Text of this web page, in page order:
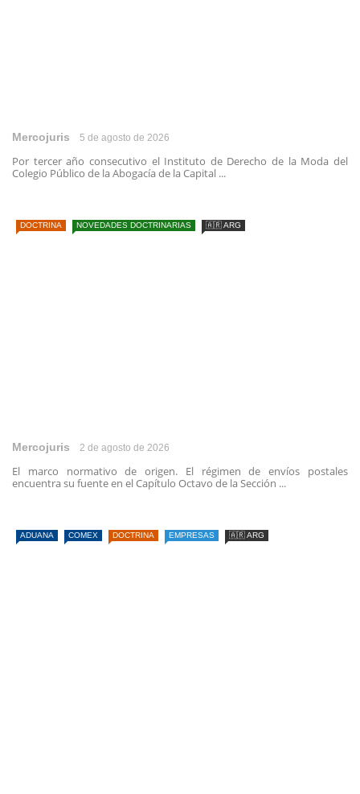
Mercojuris 5 de agosto de 2026
Por tercer año consecutivo el Instituto de Derecho de la Moda del
Colegio Público de la Abogacía de la Capital ...
DOCTRINA NOVEDADES DOCTRINARIAS 🇦🇷 ARG
Mercojuris 2 de agosto de 2026
El marco normativo de origen. El régimen de envíos postales
encuentra su fuente en el Capítulo Octavo de la Sección ...
ADUANA COMEX DOCTRINA EMPRESAS 🇦🇷 ARG